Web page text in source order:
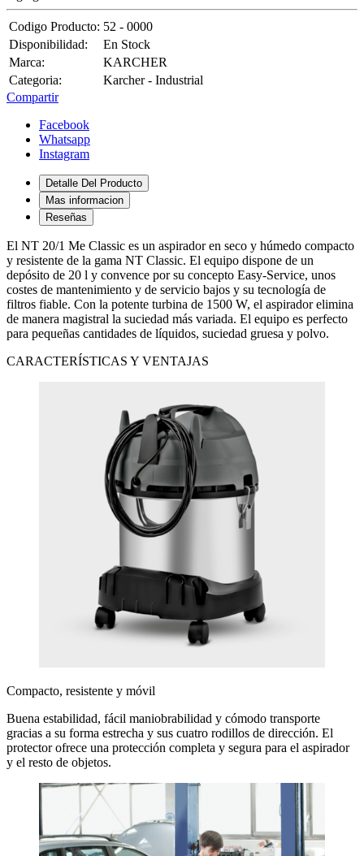
Codigo Producto: 52 - 0000
Disponibilidad:
En Stock
Marca:
KARCHER
Categoria:
Karcher - Industrial
Compartir
Facebook
Whatsapp
Instagram
Detalle Del Producto
Mas informacion
Reseñas
El NT 20/1 Me Classic es un aspirador en seco y húmedo compacto
y resistente de la gama NT Classic. El equipo dispone de un
depósito de 20 l y convence por su concepto Easy-Service, unos
costes de mantenimiento y de servicio bajos y su tecnología de
filtros fiable. Con la potente turbina de 1500 W, el aspirador elimina
de manera magistral la suciedad más variada. El equipo es perfecto
para pequeñas cantidades de líquidos, suciedad gruesa y polvo.
CARACTERÍSTICAS Y VENTAJAS
Compacto, resistente y móvil
Buena estabilidad, fácil maniobrabilidad y cómodo transporte
gracias a su forma estrecha y sus cuatro rodillos de dirección. El
protector ofrece una protección completa y segura para el aspirador
y el resto de objetos.